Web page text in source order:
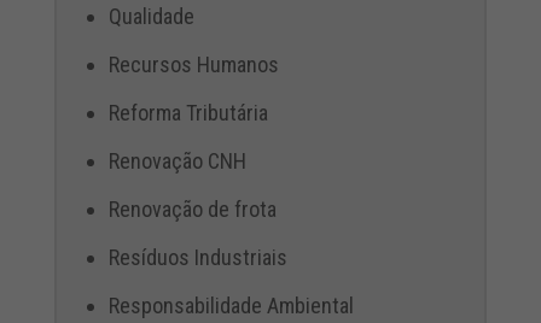
Qualidade
Recursos Humanos
Reforma Tributária
Renovação CNH
Renovação de frota
Resíduos Industriais
Responsabilidade Ambiental